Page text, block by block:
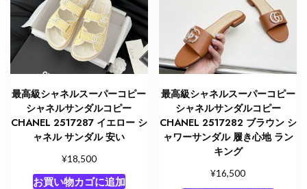
最高級シャネルスーパーコピー
シャネルサンダルコピー
CHANEL 2517287 イエロー シ
ャネル サンダル 安い
¥18,500
お買い物カゴに追加
最高級シャネルスーパーコピー
シャネルサンダルコピー
CHANEL 2517282 ブラウン シ
ャワーサンダル 履き心地 ラン
キング
¥16,500